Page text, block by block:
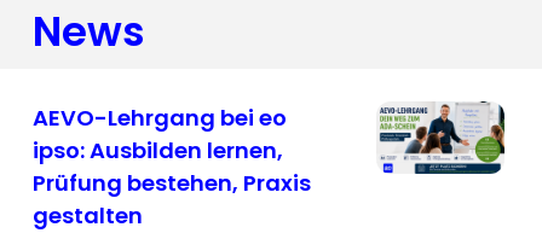
News
AEVO-Lehrgang bei eo
ipso: Ausbilden lernen,
Prüfung bestehen, Praxis
gestalten